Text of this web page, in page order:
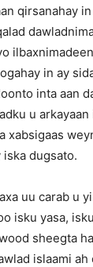
qirsanahay
in ay
inta aan
u
xabsigaas
iska dugsato.
uu carab u
isku yasa,
sheegta
islaami